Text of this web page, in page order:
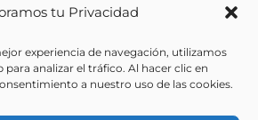
tu Privacidad
experiencia de navegación, utilizamos
analizar el tráfico. Al hacer clic en
a nuestro uso de las cookies.
-2026 | Sigesa Sistemas de Gestión
| All Rights Reserved